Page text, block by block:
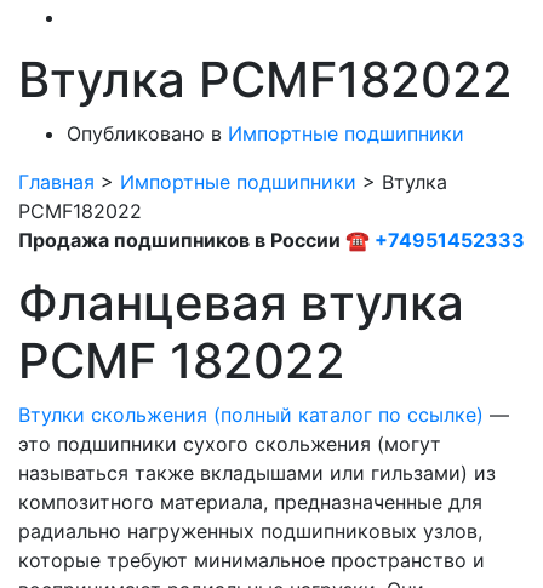
Втулка PCMF182022
Опубликовано в Импортные подшипники
Главная > Импортные подшипники > Втулка
PCMF182022
Продажа подшипников в России ☎ +74951452333
Фланцевая втулка
PCMF 182022
Втулки скольжения (полный каталог по ссылке) —
это подшипники сухого скольжения (могут
называться также вкладышами или гильзами) из
композитного материала, предназначенные для
радиально нагруженных подшипниковых узлов,
которые требуют минимальное пространство и